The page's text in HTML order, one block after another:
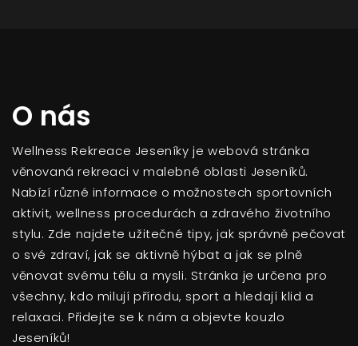
O nás
Wellness Rekreace Jeseníky je webová stránka
věnovaná rekreaci v malebné oblasti Jeseníků.
Nabízí různé informace o možnostech sportovních
aktivit, wellness procedurách a zdravého životního
stylu. Zde najdete užitečné tipy, jak správně pečovat
o své zdraví, jak se aktivně hýbat a jak se plně
věnovat svému tělu a mysli. Stránka je určena pro
všechny, kdo milují přírodu, sport a hledají klid a
relaxaci. Přidejte se k nám a objevte kouzlo
Jeseníků!